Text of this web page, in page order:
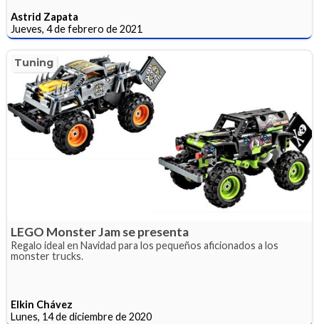
Astrid Zapata
Jueves, 4 de febrero de 2021
Tuning
LEGO Monster Jam se presenta
Regalo ideal en Navidad para los pequeños aficionados a los
monster trucks.
Elkin Chávez
Lunes, 14 de diciembre de 2020